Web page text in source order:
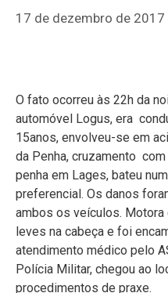
17 de dezembro de 2017
O fato ocorreu às 22h da
automóvel Logus, era
15anos, envolveu-se em
da Penha, cruzamento
penha em Lages, bateu
preferencial. Os danos
ambos os veículos.
leves na cabeça e foi
atendimento médico pelo
Polícia Militar, chegou ao
procedimentos de praxe.